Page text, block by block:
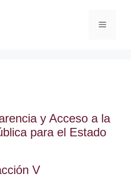
y Acceso a la
para el Estado
V